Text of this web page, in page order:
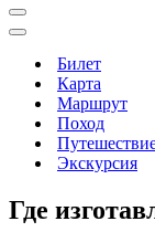
Меню
навигации
Меню
навигацииБилет
Карта
Маршрут
Поход
Экскурсия
Где